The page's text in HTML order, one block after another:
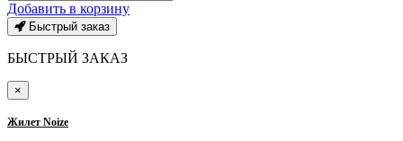
Добавить в корзину
Быстрый заказ
БЫСТРЫЙ ЗАКАЗ
×
Жилет Noize